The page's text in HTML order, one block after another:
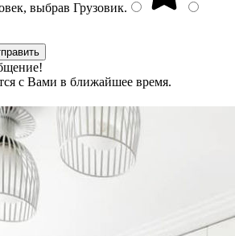
выбрав Грузовик.
с Вами в ближайшее время.